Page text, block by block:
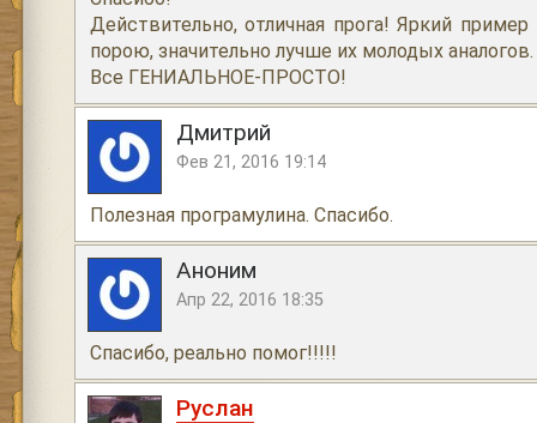
Действительно, отличная прога! Яркий пример
порою, значительно лучше их молодых
Все ГЕНИАЛЬНОЕ-ПРОСТО!
Дмитрий
Фев 21, 2016 19:14
Полезная програмулина. Спасибо.
Аноним
Апр 22, 2016 18:35
Спасибо, реально помог!!!!!
Руслан